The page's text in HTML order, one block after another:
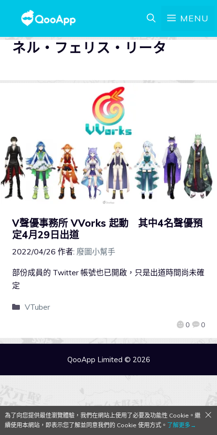
MENU
ネル・フェリス・リータ
V聲優事務所 VVorks 起動 其中4名聲優預
定4月29日出道
2022/04/26 作者: 廢圖小幫手
0 0
部份成員的 Twitter 帳號也已開啟，只是出道時間尚未確
定
VTuber
QooApp Limited © 2026
為了向您提供最佳瀏覽體驗，我們在網站上使用了必要及功能性 Cookie。繼
續使用本網站，即表示您了解並同意我們的 Cookie 使用方式。 了解更多→